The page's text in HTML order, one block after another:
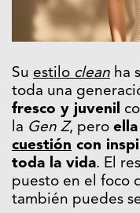
Su estilo clean ha
toda una
fresco y juvenil
la Gen Z, pero
cuestión con
toda la vida. El
puesto en el foco
también puedes